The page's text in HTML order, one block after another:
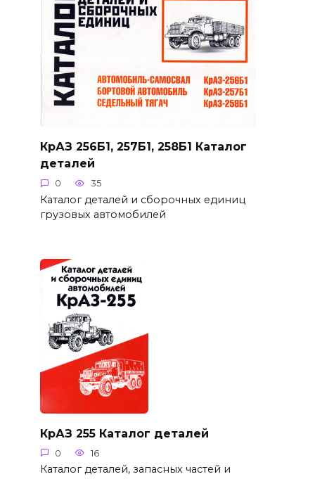
КрАЗ 256Б1, 257Б1, 258Б1 Каталог
деталей
0 35
Каталог деталей и сборочных единиц
грузовых автомобилей
КрАЗ 255 Каталог деталей
0 16
Каталог деталей, запасных частей и